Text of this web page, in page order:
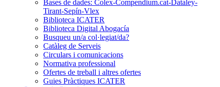
Bases de dades: Colex-Compendium.cat-Dataley-
Tirant-Sepín-Vlex
Biblioteca ICATER
Biblioteca Digital Abogacía
Busqueu un/a col·legiat/da?
Catàleg de Serveis
Circulars i comunicacions
Normativa professional
Ofertes de treball i altres ofertes
Guies Pràctiques ICATER